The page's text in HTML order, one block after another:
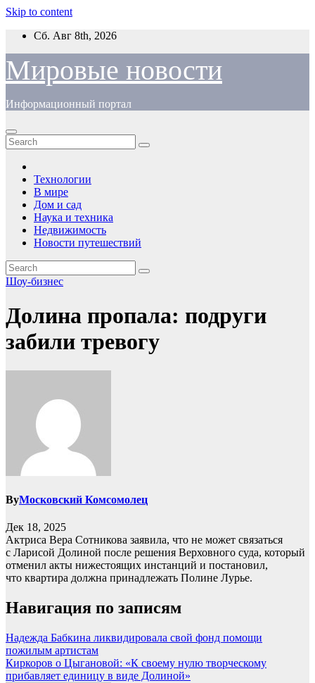
Skip to content
Сб. Авг 8th, 2026
Мировые новости
Информационный портал
Технологии
В мире
Дом и сад
Наука и техника
Недвижимость
Новости путешествий
Шоу-бизнес
Долина пропала: подруги
забили тревогу
ByМосковский Комсомолец
Дек 18, 2025
Актриса Вера Сотникова заявила, что не может связаться
с Ларисой Долиной после решения Верховного суда, который
отменил акты нижестоящих инстанций и постановил,
что квартира должна принадлежать Полине Лурье.
Навигация по записям
Надежда Бабкина ликвидировала свой фонд помощи
пожилым артистам
Киркоров о Цыгановой: «К своему нулю творческому
прибавляет единицу в виде Долиной»